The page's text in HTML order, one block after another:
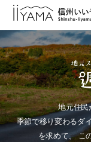
地元住民
季節で移り変わるダ
を求めて、こ